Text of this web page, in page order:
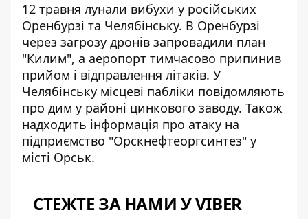
12 травня лунали вибухи у російських
Оренбурзі та Челябінську. В Оренбурзі
через загрозу дронів запровадили план
"Килим", а аеропорт тимчасово припинив
прийом і відправлення літаків. У
Челябінську місцеві пабліки повідомляють
про дим у районі цинкового заводу. Також
надходить інформація про атаку на
підприємство "Орскнефтеоргсинтез" у
місті Орськ.
СТЕЖТЕ ЗА НАМИ У VIBER